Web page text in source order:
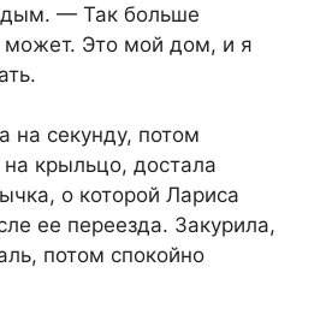
— Так больше
может. Это мой дом, и я
на секунду, потом
крыльцо, достала
о которой Лариса
ее переезда. Закурила,
потом спокойно